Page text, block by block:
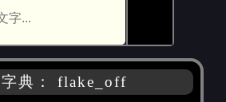
典： flake_off